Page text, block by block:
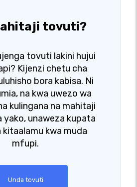
tovuti?
tovuti lakini hujui
Kijenzi chetu cha
bora kabisa. Ni
na kwa uwezo wa
kulingana na mahitaji
yako, unaweza kupata
kwa muda
mfupi.
Unda tovuti